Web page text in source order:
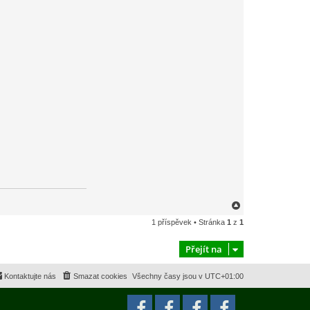
h
r
1 příspěvek • Stránka 1 z 1
Přejít na
Všechny časy jsou v UTC+01:00
Smazat cookies
Kontaktujte nás